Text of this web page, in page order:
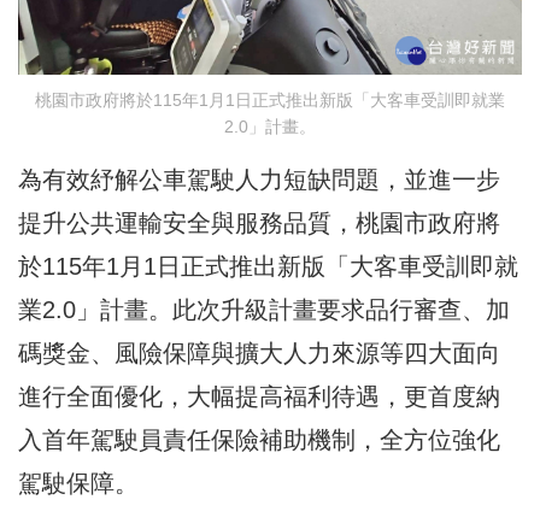
桃園市政府將於115年1月1日正式推出新版「大客車受訓即就業
2.0」計畫。
為有效紓解公車駕駛人力短缺問題，並進一步
提升公共運輸安全與服務品質，桃園市政府將
於115年1月1日正式推出新版「大客車受訓即就
業2.0」計畫。此次升級計畫要求品行審查、加
碼獎金、風險保障與擴大人力來源等四大面向
進行全面優化，大幅提高福利待遇，更首度納
入首年駕駛員責任保險補助機制，全方位強化
駕駛保障。